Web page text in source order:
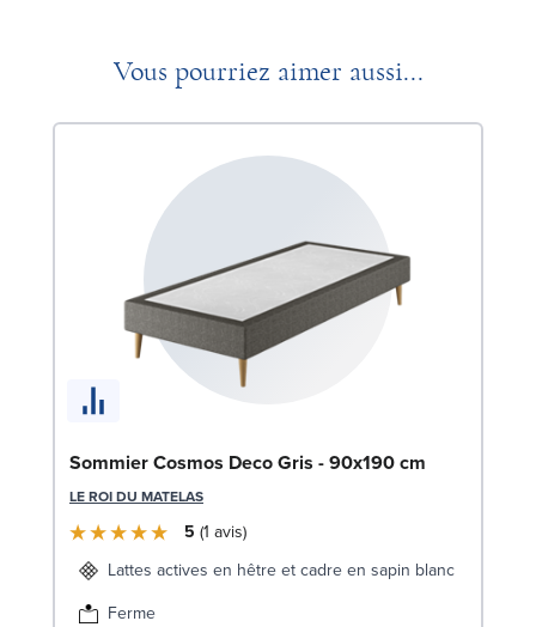
Vous pourriez aimer aussi...
Sommier Cosmos Deco Gris - 90x190 cm
LE ROI DU MATELAS
5 1 avis
Lattes actives en hêtre et cadre en sapin blanc
Ferme